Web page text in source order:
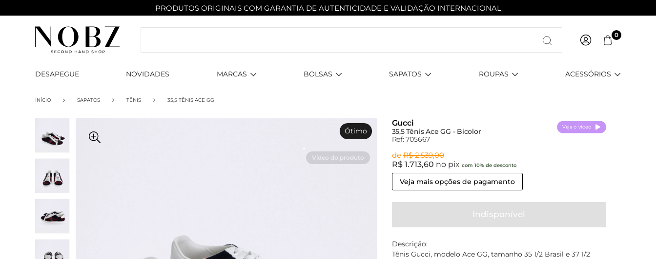
Entre com email ou cpf/cnpj
PRODUTOS ORIGINAIS COM GARANTIA DE AUTENTICIDADE E VALIDAÇÃO INTERNACIONAL
0
DESAPEGUE NOVIDADES MARCAS BOLSAS SAPATOS ROUPAS ACESSÓRIOS
INÍCIO SAPATOS TÊNIS 35,5 TÊNIS ACE GG
Ótimo
Gucci
35,5 Tênis Ace GG - Bicolor
Ref: 705667
Veja o vídeo
deR$ 2.539,00
R$ 1.713,60 no pix com 10% de desconto
Veja mais opções de pagamento
Indisponível
Descrição:
Tênis Gucci, modelo Ace GG, tamanho 35 1/2 Brasil e 37 1/2